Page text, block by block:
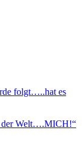
folgt…..hat es
der Welt….MICH!“